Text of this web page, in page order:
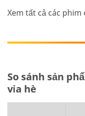
Xem tất cả các phim
So sánh sản
vỉa hè